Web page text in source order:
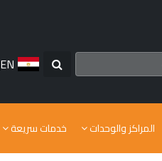
EN
المراكز والوحدات خدمات سريعة